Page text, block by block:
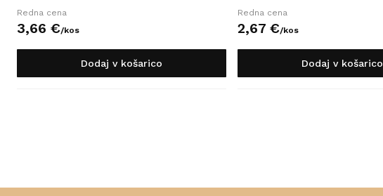
Redna cena
3,66 €/kos
Dodaj v košarico
Redna cena
2,67 €/kos
Dodaj v košarico